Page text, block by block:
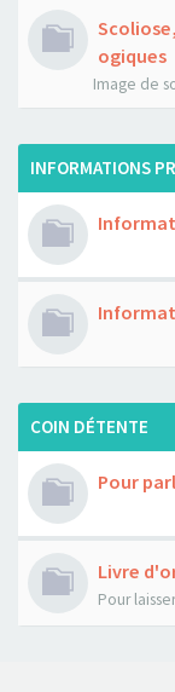
ogiques
Image de
INFORMATIONS
COIN DÉTENTE
Pour
Livre
Pour